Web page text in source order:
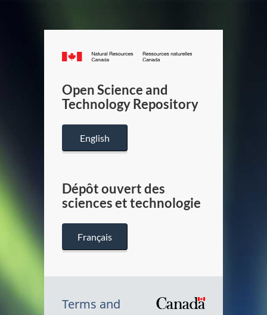
Canada.ca
/
Canada
Open Science and
Technology Repository
English
Dépôt ouvert des
sciences et technologie
Français
Terms and